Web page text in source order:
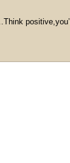
positive,you’ll